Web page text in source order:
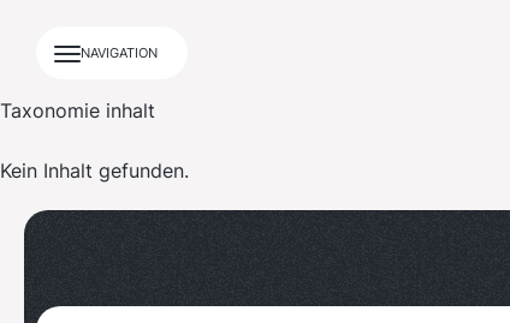
NAVIGATION
Taxonomie inhalt
Kein Inhalt gefunden.